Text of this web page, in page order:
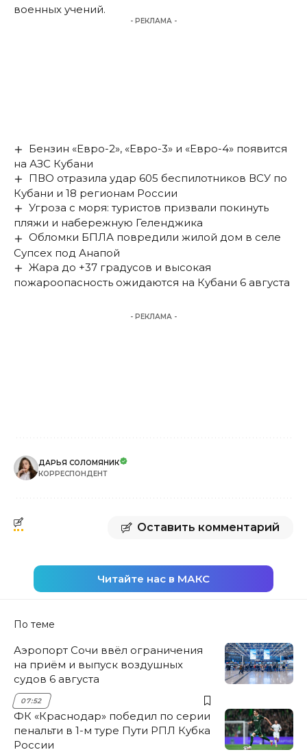
военных учений.
- РЕКЛАМА -
Бензин «Евро-2», «Евро-3» и «Евро-4» появится
на АЗС Кубани
ПВО отразила удар 605 беспилотников ВСУ по
Кубани и 18 регионам России
Угроза с моря: туристов призвали покинуть
пляжи и набережную Геленджика
Обломки БПЛА повредили жилой дом в селе
Супсех под Анапой
Жара до +37 градусов и высокая
пожароопасность ожидаются на Кубани 6 августа
- РЕКЛАМА -
ДАРЬЯ СОЛОМЯНИК
КОРРЕСПОНДЕНТ
Оставить комментарий
Читайте нас в МАКС
По теме
Аэропорт Сочи ввёл ограничения
на приём и выпуск воздушных
судов 6 августа
07:52
ФК «Краснодар» победил по серии
пенальти в 1-м туре Пути РПЛ Кубка
России